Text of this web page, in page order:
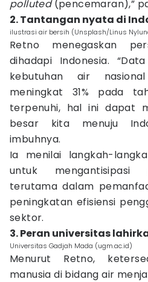
polluted(pencemaran),”
2. Tantangan nyata di
ilustrasi air bersih (Unsplash/Linus
Retno menegaskan
dihadapi Indonesia.
kebutuhan air
meningkat 31% pada
terpenuhi, hal ini dapat
besar kita menuju
imbuhnya.
Ia menilai langkah-
untuk mengantisipasi
terutama dalam
peningkatan efisiensi
sektor.
3. Peran universitas
Universitas Gadjah Mada (ugm.ac.id)
Menurut Retno,
manusia di bidang air